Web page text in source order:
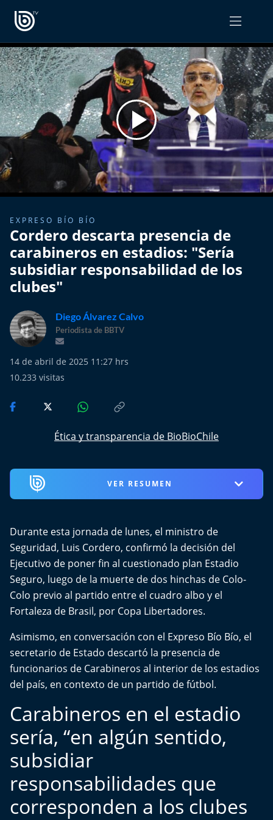
PROGRAMAS
Radiograma
Expreso Bío Bío
Podría Ser Peor
La Entrevista de Tomás Mosciatti
Entrevistas BioBioTV
Comentarios de Tomás Mosciatti
Más de Ti Podcast
Realizadores
Retropop
De Plato en Plato
Más de 100 Días
Efemérides
Del Fin del Mundo
Deportes
Conexión Digital
La Ruta del Pulsar
Psicología Abierta
Impacto Tecnológico
Sesiones Dieciocheras
Expreso PM
Conecta Vida
OPINIÓN
PODCAST RADIOGRAMA
EXPRESO BÍO BÍO
Cordero descarta presencia de
carabineros en estadios: "Sería
subsidiar responsabilidad de los
clubes"
Diego Álvarez Calvo
Periodista de BBTV
14 de abril de 2025 11:27 hrs
10.233 visitas
Ética y transparencia de BioBioChile
VER RESUMEN
Durante esta jornada de lunes, el ministro de
Seguridad, Luis Cordero, confirmó la decisión del
Ejecutivo de poner fin al cuestionado plan Estadio
Seguro, luego de la muerte de dos hinchas de Colo-
Colo previo al partido entre el cuadro albo y el
Fortaleza de Brasil, por Copa Libertadores.
Asimismo, en conversación con el Expreso Bío Bío, el
secretario de Estado descartó la presencia de
funcionarios de Carabineros al interior de los estadios
del país, en contexto de un partido de fútbol.
Carabineros en el estadio
sería, “en algún sentido,
subsidiar
responsabilidades que
corresponden a los clubes